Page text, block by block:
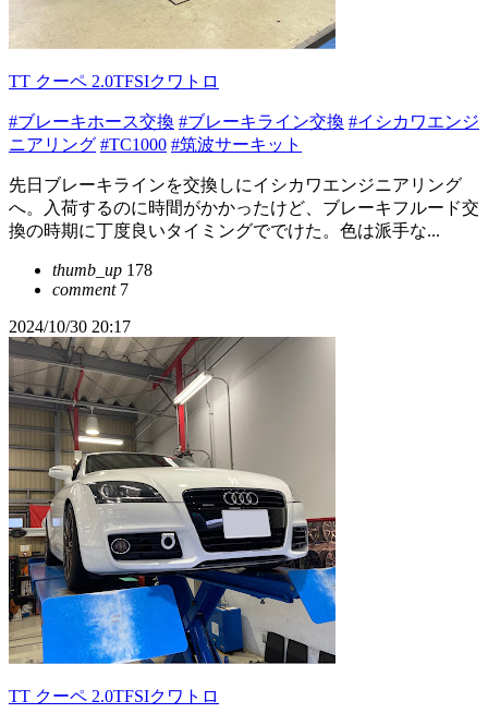
TT クーペ 2.0TFSIクワトロ
#ブレーキホース交換 #ブレーキライン交換 #イシカワエンジ
ニアリング #TC1000 #筑波サーキット
先日ブレーキラインを交換しにイシカワエンジニアリング
へ。入荷するのに時間がかかったけど、ブレーキフルード交
換の時期に丁度良いタイミングででけた。色は派手な...
thumb_up 178
comment7
2024/10/30 20:17
TT クーペ 2.0TFSIクワトロ